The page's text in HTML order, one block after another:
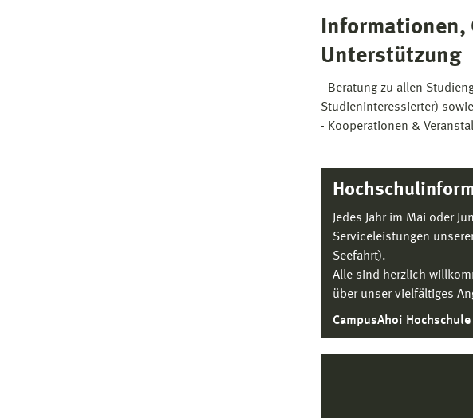
Unterstützung
- Beratung zu allen
Studieninteressierter)
- Kooperationen &
Jedes Jahr im Mai oder
Serviceleistungen
Seefahrt).
Alle sind herzlich
über unser vielfältiges
CampusAhoi